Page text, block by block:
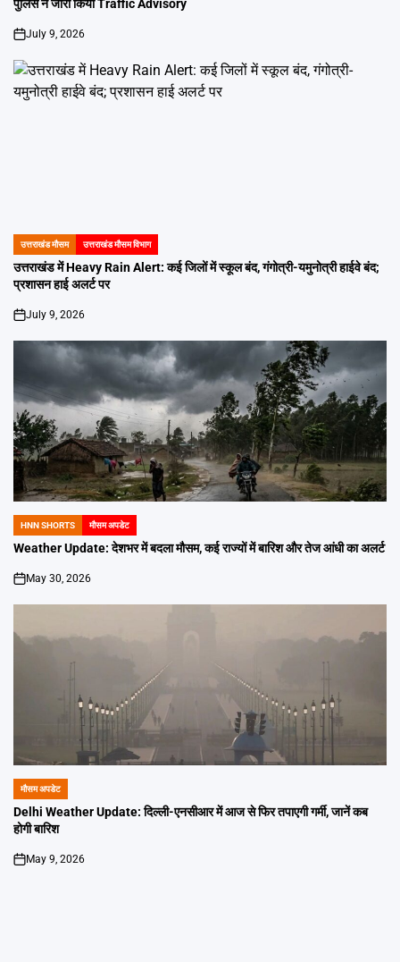
पुलिस ने जारी किया Traffic Advisory
on
July 9, 2026
POSTED
IN
उत्तराखंड मौसम उत्तराखंड मौसम विभाग
उत्तराखंड में Heavy Rain Alert: कई जिलों में स्कूल बंद, गंगोत्री-यमुनोत्री हाईवे बंद;
प्रशासन हाई अलर्ट पर
on
July 9, 2026
POSTED
IN
HNN SHORTS मौसम अपडेट
Weather Update: देशभर में बदला मौसम, कई राज्यों में बारिश और तेज आंधी का अलर्ट
on
May 30, 2026
POSTED
IN
मौसम अपडेट
Delhi Weather Update: दिल्ली-एनसीआर में आज से फिर तपाएगी गर्मी, जानें कब
होगी बारिश
on
May 9, 2026